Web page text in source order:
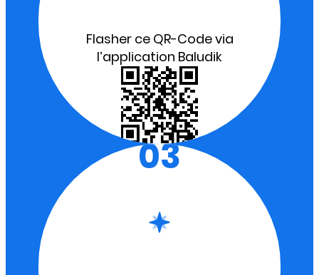
Flasher ce QR-Code via
l’application Baludik
03